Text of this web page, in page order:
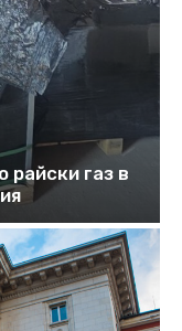
райски газ в